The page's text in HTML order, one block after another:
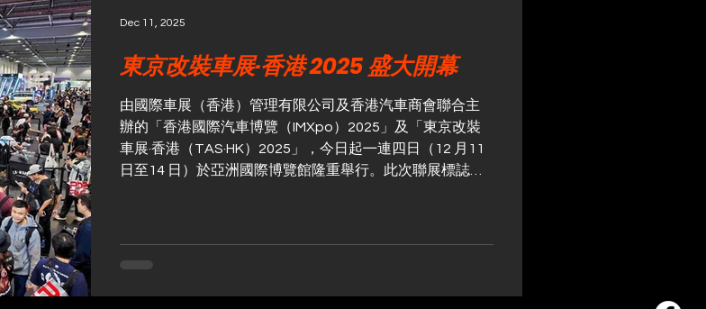
東京改裝車展·香港 2025 盛大開幕
由國際車展（香港）管理有限公司及香港汽車商會聯合主
辦的「香港國際汽車博覽（IMXpo）2025」及「東京改裝
車展·香港（TAS·HK）2025」，今日起㇐連四日（12 月11
日至14 日）於亞洲國際博覽館隆重舉行。此次聯展標誌港
於今早隆重舉行，來自港日兩地的汽車業界領袖、參展品
氛熱烈，媒體及車迷雲集，象徵港日汽車文化交流邁向新
Dec 11, 2025